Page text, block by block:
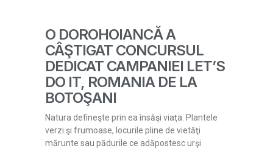
O DOROHOIANCĂ A
CÂŞTIGAT CONCURSUL
DEDICAT CAMPANIEI LET’S
DO IT, ROMANIA DE LA
BOTOŞANI
Natura defineşte prin ea însăşi viaţa. Plantele
verzi şi frumoase, locurile pline de vietăţi
mărunte sau pădurile ce adăpostesc urşi